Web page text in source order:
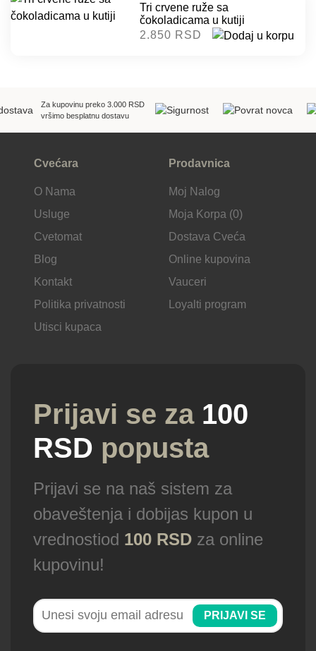
Tri crvene ruže sa
čokoladicama u kutiji
2.850 RSD
Za kupovinu preko 3.000 RSD
vršimo besplatnu dostavu
Cvećara
O Nama
Usluge
Cvetomat
Blog
Kontakt
Politika privatnosti
Utisci kupaca
Prodavnica
Moj Nalog
Moja Korpa (0)
Dostava Cveća
Online kupovina
Vauceri
Loyalti program
Prijavi se za 100
RSD popusta
Prijavi se na naš sistem za
obaveštenja i dobijas kupon u
vrednostiod 100 RSD za online
kupovinu!
PRIJAVI SE